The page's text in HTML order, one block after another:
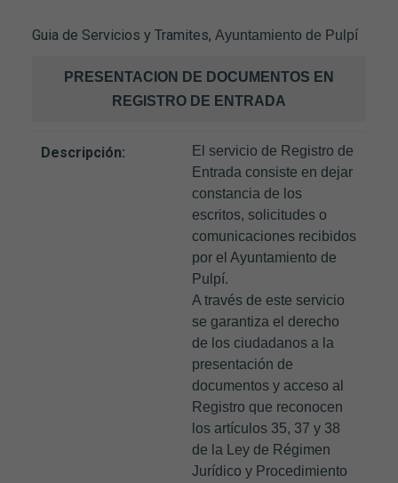
Guia de Servicios y Tramites, Ayuntamiento de Pulpí
PRESENTACION DE DOCUMENTOS EN
REGISTRO DE ENTRADA
Descripción:
El servicio de Registro de
Entrada consiste en dejar
constancia de los
escritos, solicitudes o
comunicaciones recibidos
por el Ayuntamiento de
Pulpí.
A través de este servicio
se garantiza el derecho
de los ciudadanos a la
presentación de
documentos y acceso al
Registro que reconocen
los artículos 35, 37 y 38
de la Ley de Régimen
Jurídico y Procedimiento